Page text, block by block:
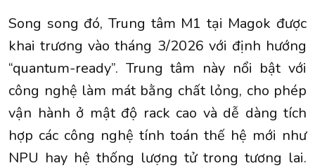
Song song đó, Trung tâm M1 tại Magok được
khai trương vào tháng 3/2026 với định hướng
“quantum-ready”. Trung tâm này nổi bật với
công nghệ làm mát bằng chất lỏng, cho phép
vận hành ở mật độ rack cao và dễ dàng tích
hợp các công nghệ tính toán thế hệ mới như
NPU hay hệ thống lượng tử trong tương lai.